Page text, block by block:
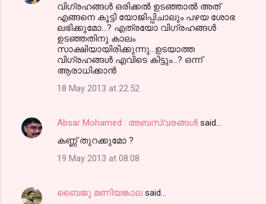
വിഗ്രഹങ്ങള്‍ ഒരിക്കല്‍ ഉടഞ്ഞാല്‍ അത്
എങ്ങനെ കൂട്ടി യോജിപ്പിചാലും പഴയ ശോഭ
ലഭിക്കുമോ...? എത്രയോ വിഗ്രഹങ്ങള്‍
ഉടഞ്ഞതിനു കാലം
സാക്ഷിയായിരിക്കുന്നു...ഉടയാത്ത
വിഗ്രഹങ്ങള്‍ എവിടെ കിട്ടും...? ഒന്ന്
ആരാധിക്കാന്‍
18 May 2013 at 22:52
Absar Mohamed : അബസ്വരങ്ങള്‍ said…
കണ്ണ് തുറക്കുമോ ?
19 May 2013 at 08:08
ബൈജു മണിയങ്കാല said…